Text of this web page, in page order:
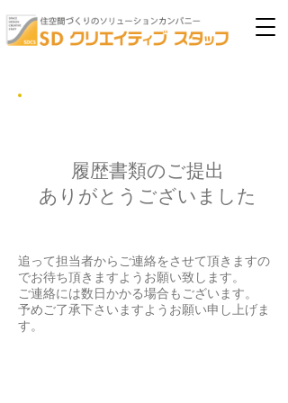
履歴書類のご提出
ありがとうございました
追って担当者からご連絡をさせて頂きますの
でお待ち頂きますようお願い致します。
​ご連絡には数日かかる場合もございます。
予めご了承下さいますようお願い申し上げま
す。